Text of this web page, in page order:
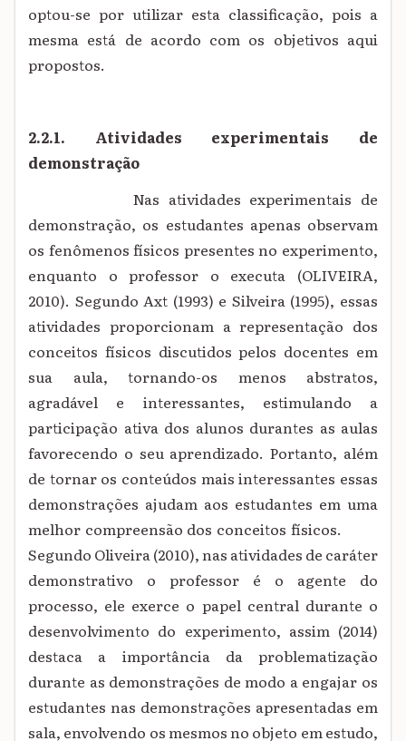
optou-se por utilizar esta classificação, pois a
mesma está de acordo com os objetivos aqui
propostos.
2.2.1. Atividades experimentais de
demonstração
Nas atividades experimentais de
demonstração, os estudantes apenas observam
os fenômenos físicos presentes no experimento,
enquanto o professor o executa (OLIVEIRA,
2010). Segundo Axt (1993) e Silveira (1995), essas
atividades proporcionam a representação dos
conceitos físicos discutidos pelos docentes em
sua aula, tornando-os menos abstratos,
agradável e interessantes, estimulando a
participação ativa dos alunos durantes as aulas
favorecendo o seu aprendizado. Portanto, além
de tornar os conteúdos mais interessantes essas
demonstrações ajudam aos estudantes em uma
melhor compreensão dos conceitos físicos.
Segundo Oliveira (2010), nas atividades de caráter
demonstrativo o professor é o agente do
processo, ele exerce o papel central durante o
desenvolvimento do experimento, assim (2014)
destaca a importância da problematização
durante as demonstrações de modo a engajar os
estudantes nas demonstrações apresentadas em
sala, envolvendo os mesmos no objeto em estudo,